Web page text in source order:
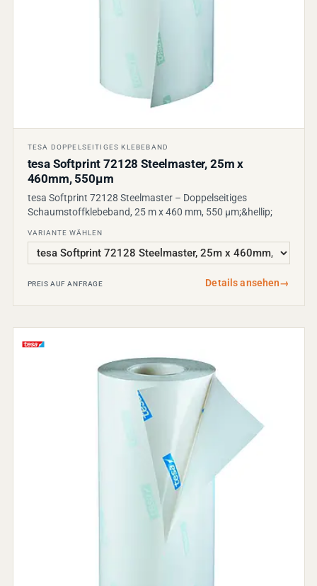
TESA DOPPELSEITIGES KLEBEBAND
tesa Softprint 72128 Steelmaster, 25m x
460mm, 550µm
tesa Softprint 72128 Steelmaster – Doppelseitiges
Schaumstoffklebeband, 25 m x 460 mm, 550 µm;&hellip;
VARIANTE WÄHLEN
PREIS AUF ANFRAGE Details ansehen→